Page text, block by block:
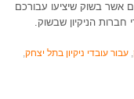
אשר בשוק שיציעו עבורכם
הניקיון שבשוק.
, עבור עובדי ניקיון בתל יצחק,